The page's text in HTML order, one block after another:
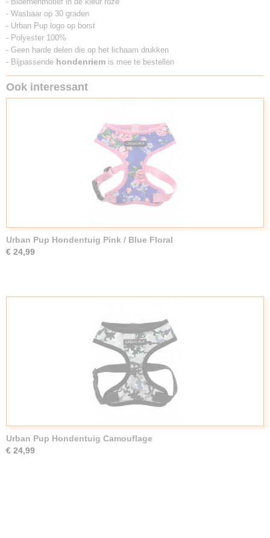
- Wasbaar op 30 graden
- Urban Pup logo op borst
- Polyester 100%
- Geen harde delen die op het lichaam drukken
- Bijpassende hondenriem is mee te bestellen
Ook interessant
Urban Pup Hondentuig Pink / Blue Floral
€ 24,99
Urban Pup Hondentuig Camouflage
€ 24,99